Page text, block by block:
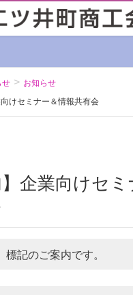
せ
お知らせ
向けセミナー＆情報共有会
標記のご案内です。